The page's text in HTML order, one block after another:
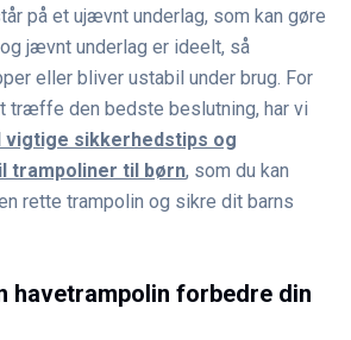
på et ujævnt underlag, som kan gøre
jævnt underlag er ideelt, så
eller bliver ustabil under brug. For
træffe den bedste beslutning, har vi
vigtige sikkerhedstips og
trampoliner til børn, som du kan
rette trampolin og sikre dit barns
havetrampolin forbedre din